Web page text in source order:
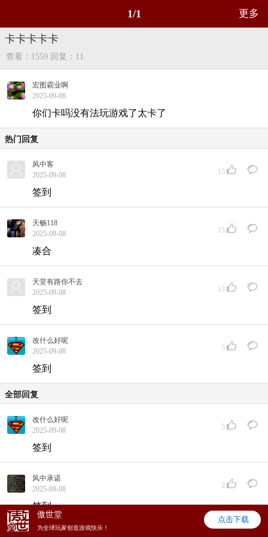
1/1 更多
卡卡卡卡卡
查看：1559 回复：11
宏图霸业啊
2025-09-08
你们卡吗没有法玩游戏了太卡了
热门回复
风中客
15
2025-09-08
签到
天畅118
15
2025-09-08
凑合
天堂有路你不去
13
2025-09-08
签到
改什么好呢
5
2025-09-08
签到
全部回复
改什么好呢
5
2025-09-08
签到
风中承诺
2
2025-09-08
签到
傲世堂
为全球玩家创造游戏快乐！
点击下载